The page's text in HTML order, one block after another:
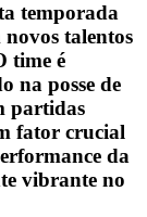
temporada
talentos
time é
na posse de
partidas
fator crucial
da
vibrante no